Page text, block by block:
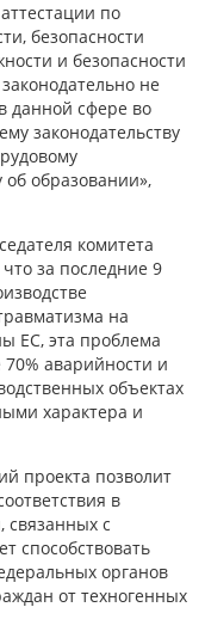
по
безопасности
и безопасности
не
данной сфере во
законодательству
об образовании»,
комитета
за последние 9
на
ЕС, эта проблема
аварийности и
объектах
характера и
проекта позволит
в
связанных с
способствовать
органов
от техногенных